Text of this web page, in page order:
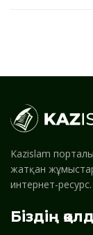
Kazislam порталы
жатқан
интернет-ресурс.
Біздің